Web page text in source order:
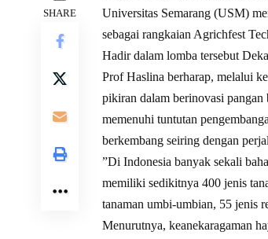
SHARE
Universitas Semarang (USM)
sebagai rangkaian Agrichfest
Hadir dalam lomba tersebut
Prof Haslina berharap, melalui
pikiran dalam berinovasi pangan
memenuhi tuntutan
berkembang seiring dengan
”Di Indonesia banyak sekali
memiliki sedikitnya 400 jenis
tanaman umbi-umbian, 55 jenis
Menurutnya, keanekaragaman